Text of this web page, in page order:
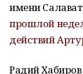
имени
прошлой
действий
Радий